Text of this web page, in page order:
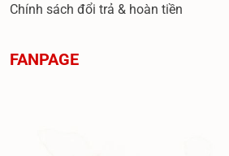
Chính sách đổi trả & hoàn tiền
FANPAGE